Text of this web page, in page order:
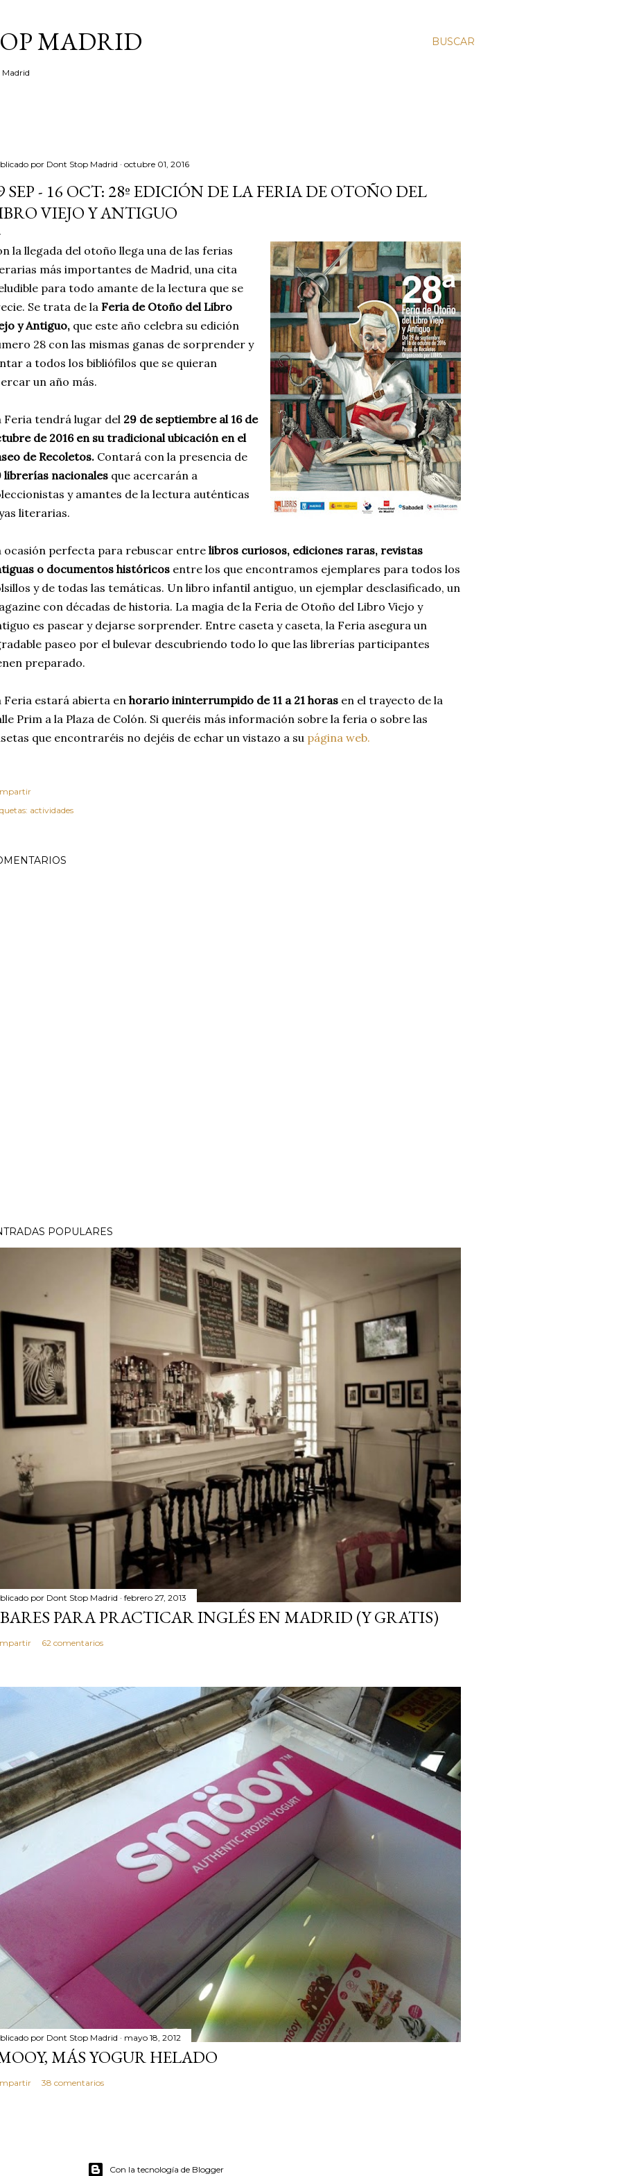
BUSCAR
MADRID
Madrid
por Dont Stop Madrid octubre 01, 2016
SEP - 16 OCT: 28º EDICIÓN DE LA FERIA DE OTOÑO DEL
VIEJO Y ANTIGUO
la llegada del otoño llega una de las ferias
más importantes de Madrid, una cita
para todo amante de la lectura que se
Se trata de la Feria de Otoño del Libro
y Antiguo, que este año celebra su edición
28 con las mismas ganas de sorprender y
a todos los bibliófilos que se quieran
un año más.
Feria tendrá lugar del 29 de septiembre al 16 de
de 2016 en su tradicional ubicación en el
de Recoletos. Contará con la presencia de
librerías nacionales que acercarán a
y amantes de la lectura auténticas
literarias.
ocasión perfecta para rebuscar entre libros curiosos, ediciones raras, revistas
o documentos históricos entre los que encontramos ejemplares para todos los
y de todas las temáticas. Un libro infantil antiguo, un ejemplar desclasificado, un
con décadas de historia. La magia de la Feria de Otoño del Libro Viejo y
es pasear y dejarse sorprender. Entre caseta y caseta, la Feria asegura un
paseo por el bulevar descubriendo todo lo que las librerías participantes
preparado.
Feria estará abierta en horario ininterrumpido de 11 a 21 horas en el trayecto de la
Prim a la Plaza de Colón. Si queréis más información sobre la feria o sobre las
que encontraréis no dejéis de echar un vistazo a su página web.
actividades
POPULARES
por Dont Stop Madrid febrero 27, 2013
PARA PRACTICAR INGLÉS EN MADRID (Y GRATIS)
62 comentarios
por Dont Stop Madrid mayo 18, 2012
MÁS YOGUR HELADO
38 comentarios
Con la tecnología de Blogger